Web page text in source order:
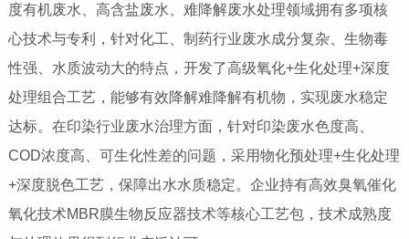
度有机废水、高含盐废水、难降解废水处理领域拥有多项核
心技术与专利，针对化工、制药行业废水成分复杂、生物毒
性强、水质波动大的特点，开发了高级氧化+生化处理+深度
处理组合工艺，能够有效降解难降解有机物，实现废水稳定
达标。在印染行业废水治理方面，针对印染废水色度高、
COD浓度高、可生化性差的问题，采用物化预处理+生化处理
+深度脱色工艺，保障出水水质稳定。企业持有高效臭氧催化
氧化技术MBR膜生物反应器技术等核心工艺包，技术成熟度